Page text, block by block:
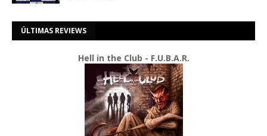
ÚLTIMAS REVIEWS
Hell in the Club - F.U.B.A.R.